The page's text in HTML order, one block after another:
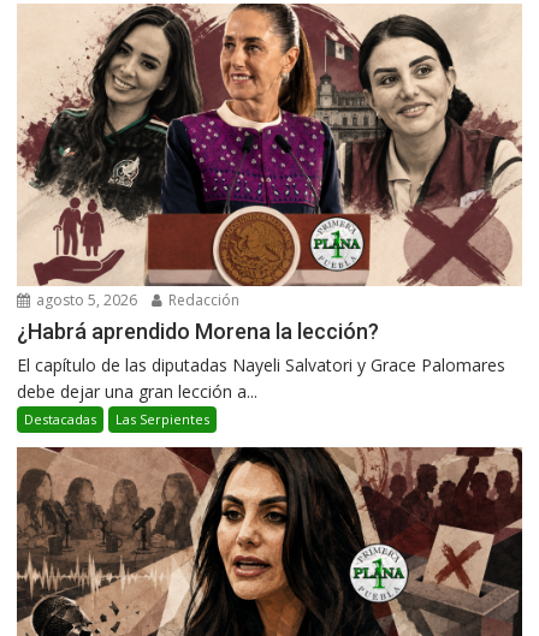
agosto 5, 2026 Redacción
¿Habrá aprendido Morena la lección?
El capítulo de las diputadas Nayeli Salvatori y Grace Palomares
debe dejar una gran lección a...
Destacadas Las Serpientes